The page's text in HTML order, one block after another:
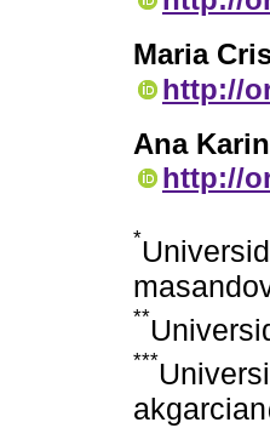
Maria
http://
Ana
http://
*
**
***